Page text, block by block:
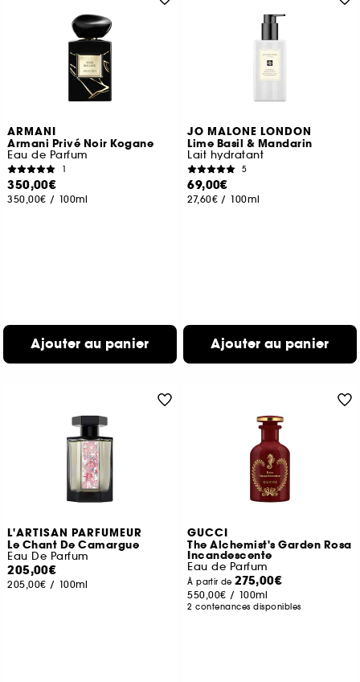
ARMANI
Armani Privé Noir Kogane
Eau de Parfum
1
350,00€
350,00€ / 100ml
Ajouter au panier
JO MALONE LONDON
Lime Basil & Mandarin
Lait hydratant
5
69,00€
27,60€ / 100ml
Ajouter au panier
L'ARTISAN PARFUMEUR
Le Chant De Camargue
Eau De Parfum
205,00€
205,00€ / 100ml
GUCCI
The Alchemist's Garden Rosa
Incandescente
Eau de Parfum
À partir de275,00€
550,00€ / 100ml
2 contenances disponibles